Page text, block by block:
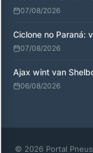
07/08/2026
Ciclone no Paraná:
07/08/2026
Ajax wint van
06/08/2026
© 2026 Portal